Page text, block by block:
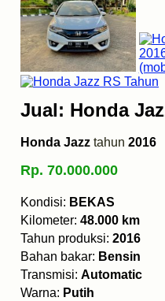
Jual: Honda
Honda Jazz tahun 2016
Rp. 70.000.000
Kondisi: BEKAS
Kilometer: 48.000 km
Tahun produksi: 2016
Bahan bakar: Bensin
Transmisi: Automatic
Warna: Putih